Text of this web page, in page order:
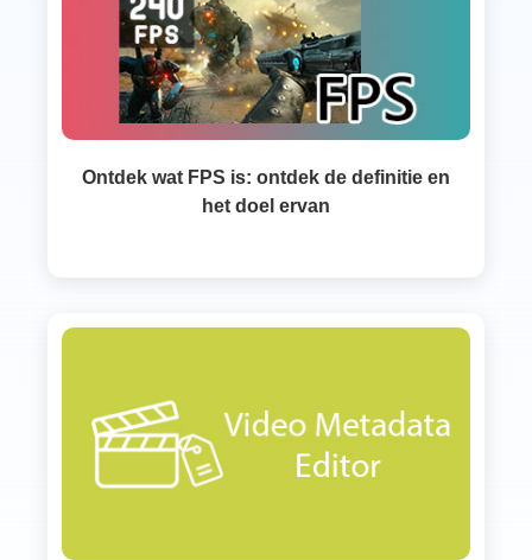
Ontdek wat FPS is: ontdek de definitie en
het doel ervan